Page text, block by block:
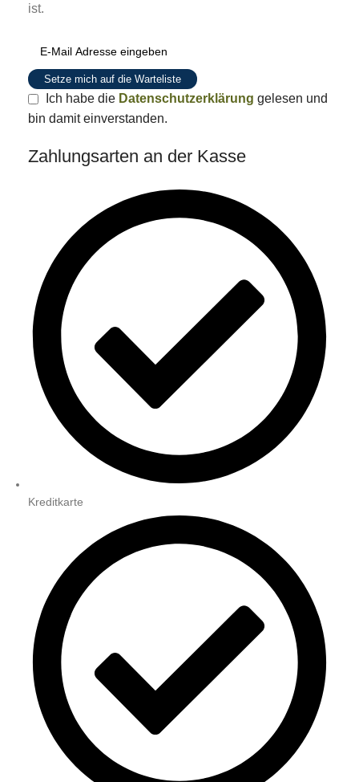
ist.
Setze mich auf die Warteliste
Ich habe die Datenschutzerklärung gelesen und
bin damit einverstanden.
Zahlungsarten an der Kasse
Kreditkarte